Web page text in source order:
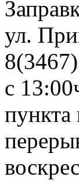
ул.
с
пункта